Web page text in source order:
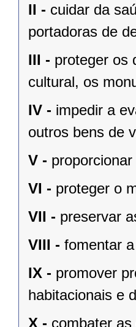
II - cuidar da
portadoras de
III - proteger os
cultural, os
IV - impedir a
outros bens de
V -
VI - proteger o
VII - preservar
VIII - fomentar
IX - promover
habitacionais e
X - combater